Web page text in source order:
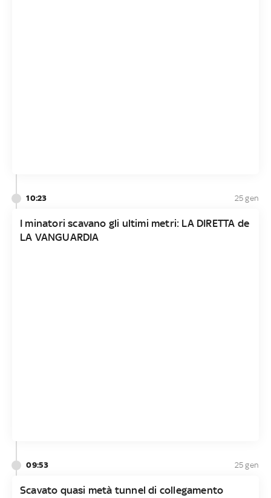
10:23 25 gen
I minatori scavano gli ultimi metri: LA DIRETTA de
LA VANGUARDIA
09:53 25 gen
Scavato quasi metà tunnel di collegamento